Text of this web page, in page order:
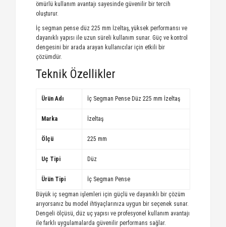
ömürlü kullanım avantajı sayesinde güvenilir bir tercih
oluşturur.
İç segman pense düz 225 mm İzeltaş, yüksek performansı ve
dayanıklı yapısı ile uzun süreli kullanım sunar. Güç ve kontrol
dengesini bir arada arayan kullanıcılar için etkili bir
çözümdür.
Teknik Özellikler
Ürün Adı İç Segman Pense Düz 225 mm İzeltaş
Marka İzeltaş
Ölçü 225 mm
Uç Tipi Düz
Ürün Tipi İç Segman Pense
Büyük iç segman işlemleri için güçlü ve dayanıklı bir çözüm
arıyorsanız bu model ihtiyaçlarınıza uygun bir seçenek sunar.
Dengeli ölçüsü, düz uç yapısı ve profesyonel kullanım avantajı
ile farklı uygulamalarda güvenilir performans sağlar.